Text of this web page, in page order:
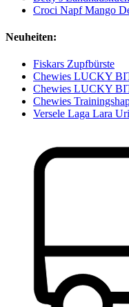
Croci Napf Mango
Neuheiten:
Fiskars Zupfbürste
Chewies LUCKY
Chewies LUCKY
Chewies
Versele Laga Lara